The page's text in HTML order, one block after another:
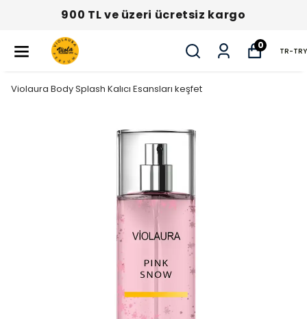
900 TL ve üzeri ücretsiz kargo
0
TR-TRY
Violaura Body Splash Kalıcı Esansları keşfet